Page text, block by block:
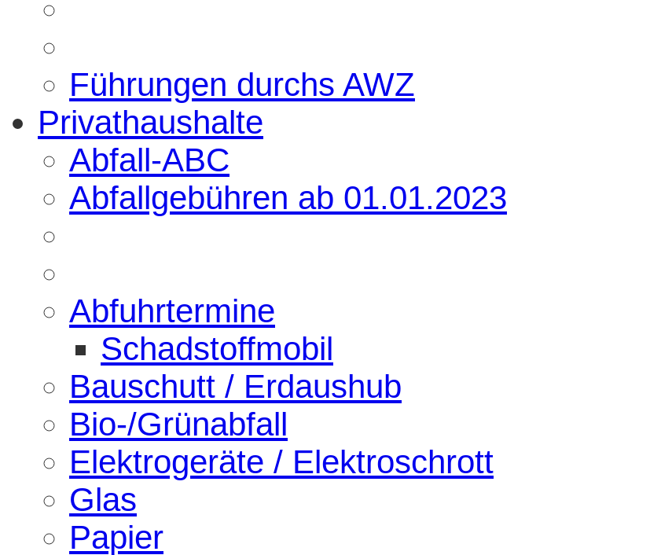
Führungen durchs AWZ
Privathaushalte
Abfall-ABC
Abfallgebühren ab 01.01.2023
Abfuhrtermine
Schadstoffmobil
Bauschutt / Erdaushub
Bio-/Grünabfall
Elektrogeräte / Elektroschrott
Glas
Papier